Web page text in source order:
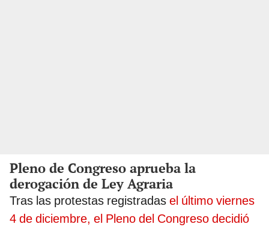
Pleno de Congreso aprueba la
derogación de Ley Agraria
Tras las protestas registradas el último viernes
4 de diciembre, el Pleno del Congreso decidió